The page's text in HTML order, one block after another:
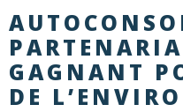
GAGNANT
DE